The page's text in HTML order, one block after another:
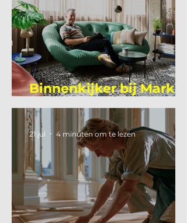
Binnenkijker bij Mark
Mutsaers
21 jul 4 minuten om te lezen